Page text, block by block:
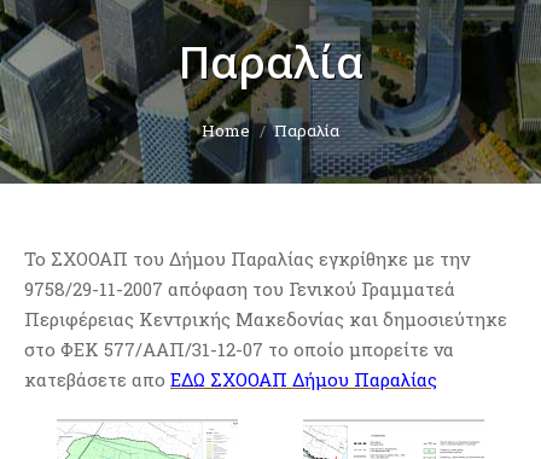
Παραλία
You are here:
Home Παραλία
Το ΣΧΟΟΑΠ του Δήμου Παραλίας εγκρίθηκε με την
9758/29-11-2007 απόφαση του Γενικού Γραμματεά
Περιφέρειας Κεντρικής Μακεδονίας και δημοσιεύτηκε
στο ΦΕΚ 577/ΑΑΠ/31-12-07 το οποίο μπορείτε να
κατεβάσετε απο ΕΔΩ ΣΧΟΟΑΠ Δήμου Παραλίας